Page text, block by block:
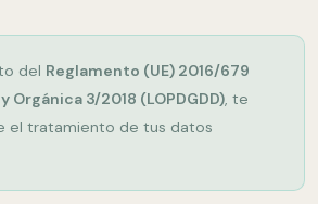
del Reglamento (UE) 2016/679
Orgánica 3/2018 (LOPDGDD), te
el tratamiento de tus datos